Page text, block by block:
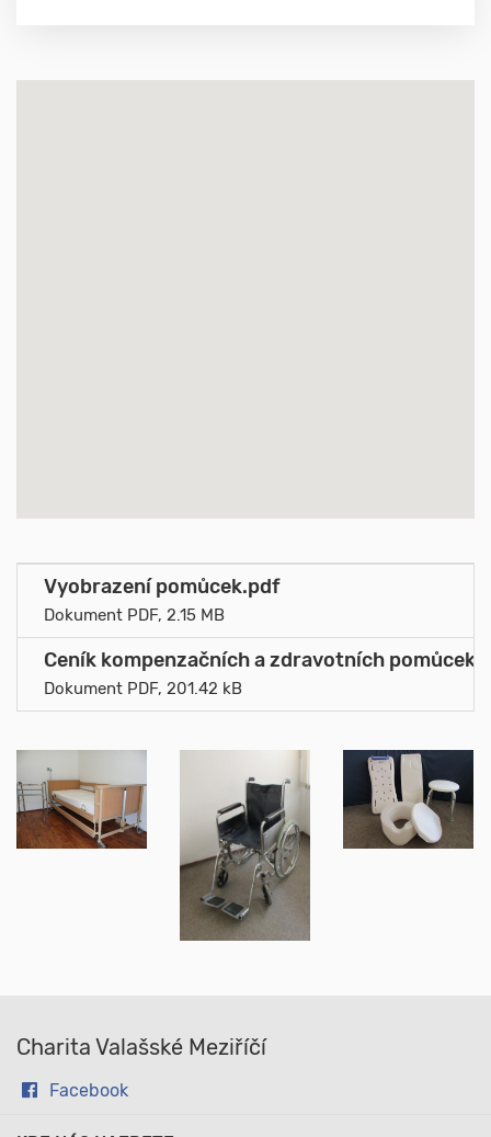
Vyobrazení pomůcek.pdf
Dokument PDF, 2.15 MB
Ceník kompenzačních a zdravotních
Dokument PDF, 201.42 kB
Charita Valašské Meziříčí
Facebook